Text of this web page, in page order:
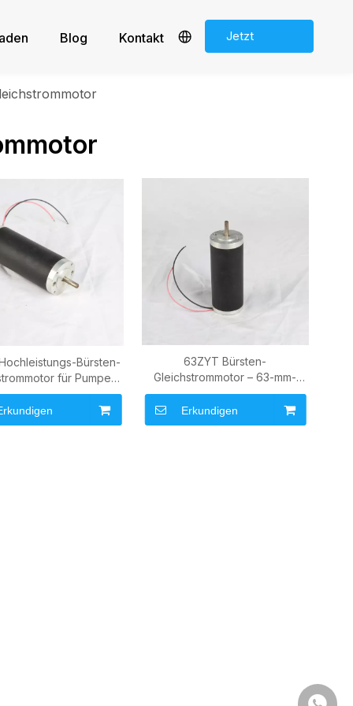
Blog Kontakt Jetzt
Bürsten-
für Pumpen
und industrielle
63ZYT Bürsten-
Gleichstrommotor – 63-mm-
Gleichstrommotor mit hohem
Drehmoment für
Linearaktuatoren
Erkundigen